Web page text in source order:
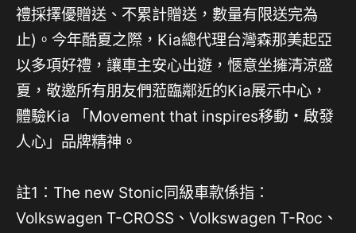
禮採擇優贈送、不累計贈送，數量有限送完為
止)。今年酷夏之際，Kia總代理台灣森那美起亞
以多項好禮，讓車主安心出遊，愜意坐擁清涼盛
夏，敬邀所有朋友們蒞臨鄰近的Kia展示中心，
體驗Kia 「Movement that inspires移動・啟發
人心」品牌精神。
註1：The new Stonic同級車款係指：
Volkswagen T-CROSS、Volkswagen T-Roc、